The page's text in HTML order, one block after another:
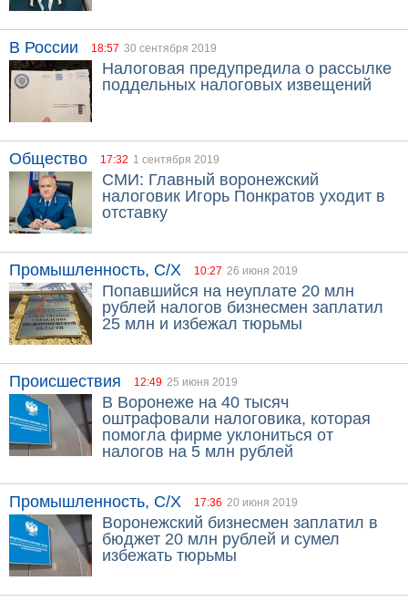
В России 18:57 30 сентября 2019
Налоговая предупредила о рассылке
поддельных налоговых извещений
Общество 17:32 1 сентября 2019
СМИ: Главный воронежский
налоговик Игорь Понкратов уходит в
отставку
Промышленность, С/Х 10:27 26 июня 2019
Попавшийся на неуплате 20 млн
рублей налогов бизнесмен заплатил
25 млн и избежал тюрьмы
Происшествия 12:49 25 июня 2019
В Воронеже на 40 тысяч
оштрафовали налоговика, которая
помогла фирме уклониться от
налогов на 5 млн рублей
Промышленность, С/Х 17:36 20 июня 2019
Воронежский бизнесмен заплатил в
бюджет 20 млн рублей и сумел
избежать тюрьмы